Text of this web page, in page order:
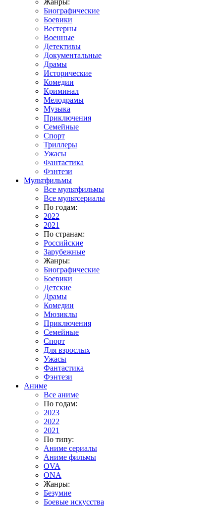
Жанры:
Биографические
Боевики
Вестерны
Военные
Детективы
Документальные
Драмы
Исторические
Комедии
Криминал
Мелодрамы
Музыка
Приключения
Семейные
Спорт
Триллеры
Ужасы
Фантастика
Фэнтези
Мультфильмы
Все мультфильмы
Все мультсериалы
По годам:
2022
2021
По странам:
Российские
Зарубежные
Жанры:
Биографические
Боевики
Детские
Драмы
Комедии
Мюзиклы
Приключения
Семейные
Спорт
Для взрослых
Ужасы
Фантастика
Фэнтези
Аниме
Все аниме
По годам:
2023
2022
2021
По типу:
Аниме сериалы
Аниме фильмы
OVA
ONA
Жанры:
Безумие
Боевые искусства